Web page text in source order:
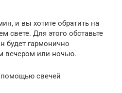
и вы хотите обратить на
свете. Для этого обставьте
будет гармонично
вечером или ночью.
свечей